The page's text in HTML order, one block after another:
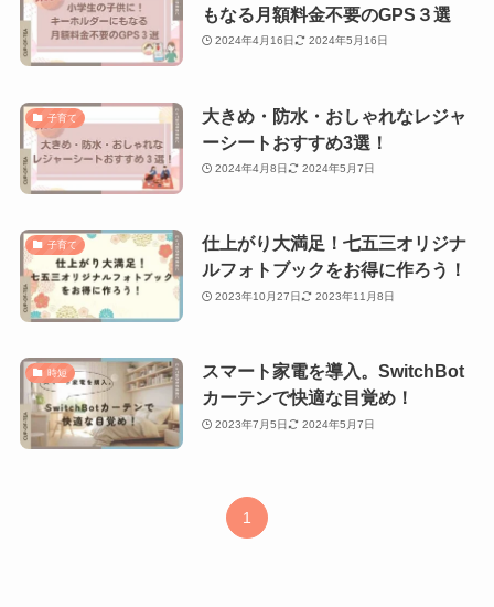
もなる月額料金不要のGPS３選
2024年4月16日 2024年5月16日
子育て
大きめ・防水・おしゃれなレジャ
ーシートおすすめ3選！
2024年4月8日 2024年5月7日
子育て
仕上がり大満足！七五三オリジナ
ルフォトブックをお得に作ろう！
2023年10月27日 2023年11月8日
時短
スマート家電を導入。SwitchBot
カーテンで快適な目覚め！
2023年7月5日 2024年5月7日
1